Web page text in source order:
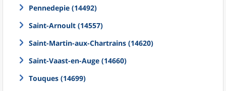
Pennedepie (14492)
Saint-Arnoult (14557)
Saint-Martin-aux-Chartrains (14620)
Saint-Vaast-en-Auge (14660)
Touques (14699)